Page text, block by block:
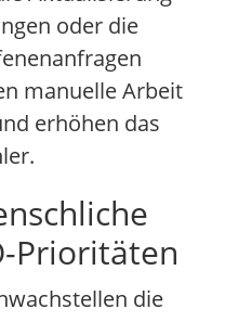
oder die
manuelle Arbeit
erhöhen das
Prioritäten
die